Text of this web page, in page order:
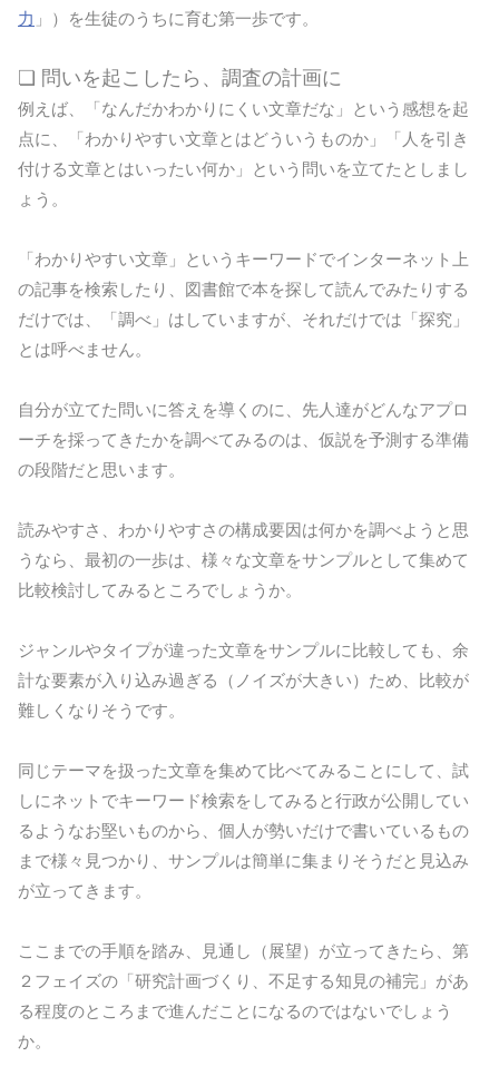
力 」）を生徒のうちに育む第一歩です。
❏ 問いを起こしたら、調査の計画に
例えば、「なんだかわかりにくい文章だな」という感想を起
点に、「わかりやすい文章とはどういうものか」「人を引き
付ける文章とはいったい何か」という問いを立てたとしまし
ょう。
「わかりやすい文章」というキーワードでインターネット上
の記事を検索したり、図書館で本を探して読んでみたりする
だけでは、「調べ」はしていますが、それだけでは「探究」
とは呼べません。
自分が立てた問いに答えを導くのに、先人達がどんなアプロ
ーチを採ってきたかを調べてみるのは、仮説を予測する準備
の段階だと思います。
読みやすさ、わかりやすさの構成要因は何かを調べようと思
うなら、最初の一歩は、様々な文章をサンプルとして集めて
比較検討してみるところでしょうか。
ジャンルやタイプが違った文章をサンプルに比較しても、余
計な要素が入り込み過ぎる（ノイズが大きい）ため、比較が
難しくなりそうです。
同じテーマを扱った文章を集めて比べてみることにして、試
しにネットでキーワード検索をしてみると行政が公開してい
るようなお堅いものから、個人が勢いだけで書いているもの
まで様々見つかり、サンプルは簡単に集まりそうだと見込み
が立ってきます。
ここまでの手順を踏み、見通し（展望）が立ってきたら、第
２フェイズの「研究計画づくり、不足する知見の補完」があ
る程度のところまで進んだことになるのではないでしょう
か。